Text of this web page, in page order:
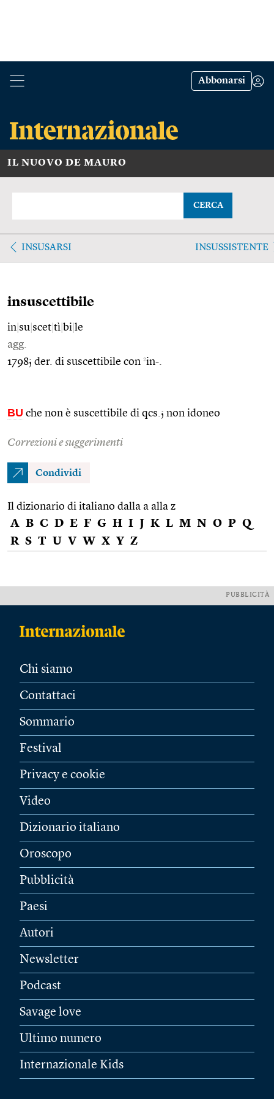
Abbonarsi
IL NUOVO DE MAURO
CERCA
INSUSARSI INSUSSISTENTE
insuscettibile
in su scet tì bi le
agg.
1798; der. di suscettibile con 2in-.
BU che non è suscettibile di qcs.; non idoneo
Correzioni e suggerimenti
Condividi
Il dizionario di italiano dalla a alla z
A B C D E F G H I J K L M N O P Q
R S T U V W X Y Z
PUBBLICITÀ
Chi siamo
Contattaci
Sommario
Festival
Privacy e cookie
Video
Dizionario italiano
Oroscopo
Pubblicità
Paesi
Autori
Newsletter
Podcast
Savage love
Ultimo numero
Internazionale Kids